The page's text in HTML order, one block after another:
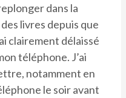
dans la
livres depuis que
clairement délaissé
téléphone. J’ai
notamment en
le soir avant